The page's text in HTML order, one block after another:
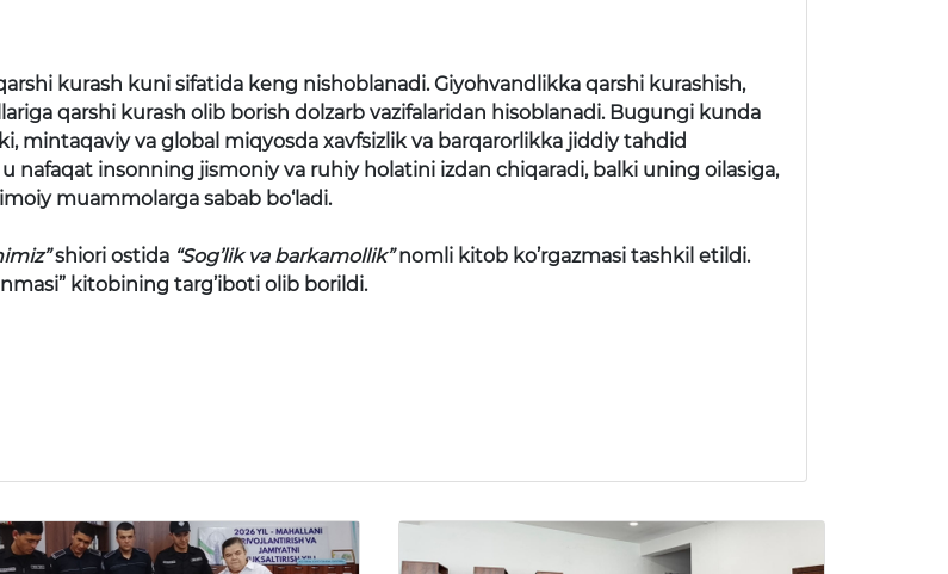
kurash kuni sifatida keng nishoblanadi. Giyohvandlikka qarshi kurashish,
qarshi kurash olib borish dolzarb vazifalaridan hisoblanadi. Bugungi kunda
mintaqaviy va global miqyosda xavfsizlik va barqarorlikka jiddiy tahdid
nafaqat insonning jismoniy va ruhiy holatini izdan chiqaradi, balki uning oilasiga,
muammolarga sabab bo‘ladi.
shiori ostida “Sog’lik va barkamollik”nomli kitob ko’rgazmasi tashkil etildi.
kitobining targ’iboti olib borildi.